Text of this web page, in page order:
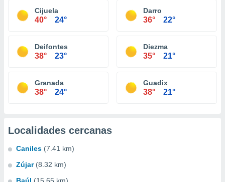
Cijuela
40° 24°
Darro
36° 22°
Deifontes
38° 23°
Diezma
35° 21°
Granada
38° 24°
Guadix
38° 21°
Localidades cercanas
Caniles (7.41 km)
Zújar (8.32 km)